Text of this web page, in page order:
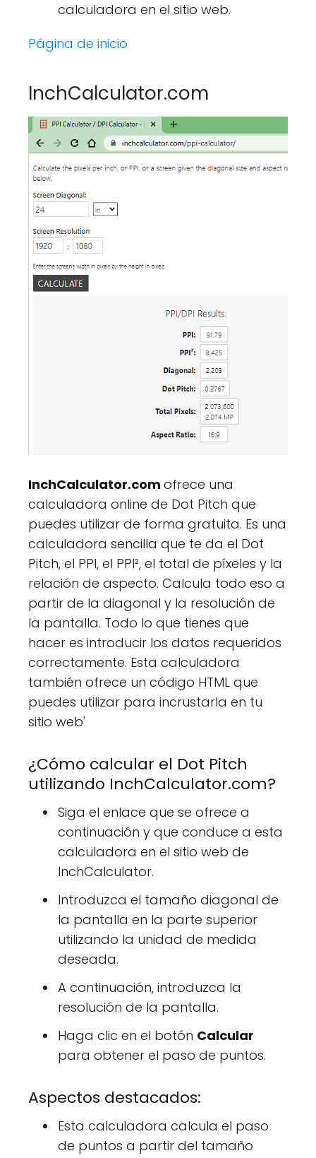
calculadora en el sitio web.
Página de inicio
InchCalculator.com
InchCalculator.com ofrece una
calculadora online de Dot Pitch que
puedes utilizar de forma gratuita. Es una
calculadora sencilla que te da el Dot
Pitch, el PPI, el PPI², el total de píxeles y la
relación de aspecto. Calcula todo eso a
partir de la diagonal y la resolución de
la pantalla. Todo lo que tienes que
hacer es introducir los datos requeridos
correctamente. Esta calculadora
también ofrece un código HTML que
puedes utilizar para incrustarla en tu
sitio web'
¿Cómo calcular el Dot Pitch
utilizando InchCalculator.com?
Siga el enlace que se ofrece a
continuación y que conduce a esta
calculadora en el sitio web de
InchCalculator.
Introduzca el tamaño diagonal de
la pantalla en la parte superior
utilizando la unidad de medida
deseada.
A continuación, introduzca la
resolución de la pantalla.
Haga clic en el botón Calcular
para obtener el paso de puntos.
Aspectos destacados:
Esta calculadora calcula el paso
de puntos a partir del tamaño